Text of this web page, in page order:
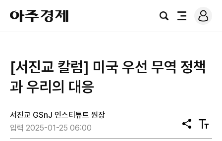
아
주
경
검
전
로
그
[서진교 칼럼] 미국 우선 무역 정책
과 우리의 대응
서진교 GSnJ 인스티튜트 원장
입력 2025-01-25 06:00
공
유
텍
스